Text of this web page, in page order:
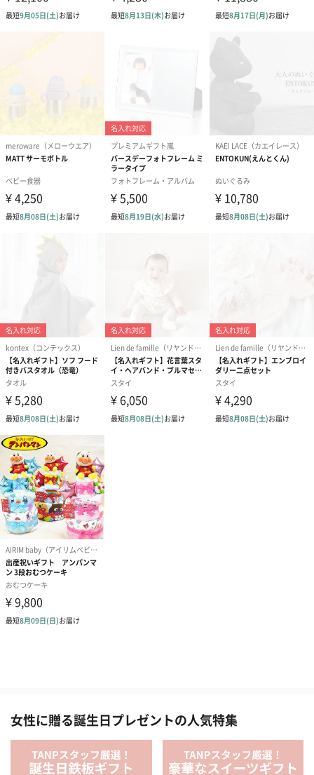
女性に贈る誕生日プレゼントの人気特集